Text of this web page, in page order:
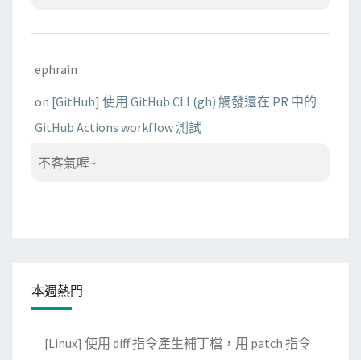
ephrain
on [GitHub] 使用 GitHub CLI (gh) 觸發還在 PR 中的
GitHub Actions workflow 測試
不客氣喔~
本週熱門
[Linux] 使用 diff 指令產生補丁檔，用 patch 指令